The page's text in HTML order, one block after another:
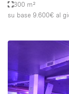
300 m²
su base 9.600€ al